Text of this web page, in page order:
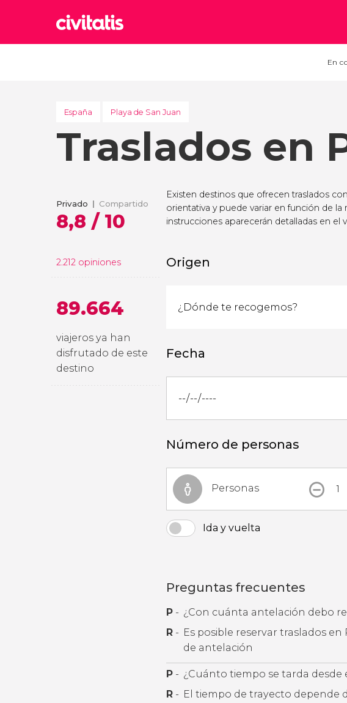
Reino Unido
Marrakech
Estambul
Turquía
En
España Playa de San Juan
Traslados en
Privado Compartido
8,8 / 10
2.212 opiniones
89.664
viajeros ya han
disfrutado de este
destino
Existen destinos que ofrecen traslados
orientativa y puede variar en función de
instrucciones aparecerán detalladas en el
Origen
Fecha
Número de personas
Personas
Ida y vuelta
Preguntas frecuentes
P - ¿Con cuánta antelación debo
R - Es posible reservar traslados
de antelación
P - ¿Cuánto tiempo se tarda
R - El tiempo de trayecto depende